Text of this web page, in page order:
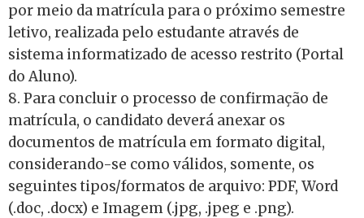
por meio da matrícula para o próximo semestre
letivo, realizada pelo estudante através de
sistema informatizado de acesso restrito (Portal
do Aluno).
8. Para concluir o processo de confirmação de
matrícula, o candidato deverá anexar os
documentos de matrícula em formato digital,
considerando-se como válidos, somente, os
seguintes tipos/formatos de arquivo: PDF, Word
(.doc, .docx) e Imagem (.jpg, .jpeg e .png).